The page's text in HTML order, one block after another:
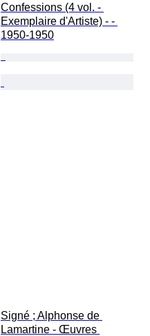
Confessions (4 vol. -
Exemplaire d'Artiste) - -
1950-1950
Signé ; Alphonse de
Lamartine - Œuvres